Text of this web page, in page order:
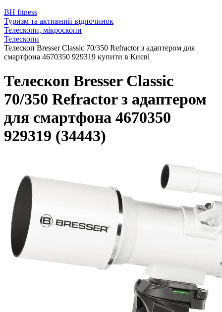
BH fitness
Туризм та активний відпочинок
Телескопи, мікроскопи
Телескопи
Телескоп Bresser Classic 70/350 Refractor з адаптером для
смартфона 4670350 929319 купити в Києві
Телескоп Bresser Classic
70/350 Refractor з адаптером
для смартфона 4670350
929319 (34443)